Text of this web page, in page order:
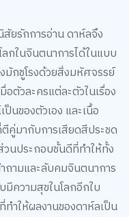
รักการอ่าน ดาห์ลจึง
ในจินตนาการได้ในแบบ
มักชูโรงด้วยสิ่งมหัศจรรย์
อตัวละครแต่ละตัวในเรื่อง
นของตัวเอง และเนื้อ
มากับการเสียดสีประชด
วนประกอบชั้นดีที่ทำให้ทั้ง
ามและลับคมจินตนาการ
ความสุขในโลกอีกใบ
ให้ผลงานของดาห์ลเป็น
รดที่ใคร ๆ ก็กลับมาอ่าน